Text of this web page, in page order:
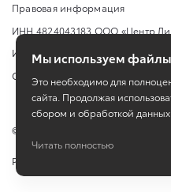
Правовая информация
ИНН 4824043183 ООО «Центр
Изменить настройку cookies
Сбросить cookie
©
Работает на технологиях
Мы используем файлы
Это необходимо для
сайта. Продолжая
сбором и обработкой данных.
Читать полностью